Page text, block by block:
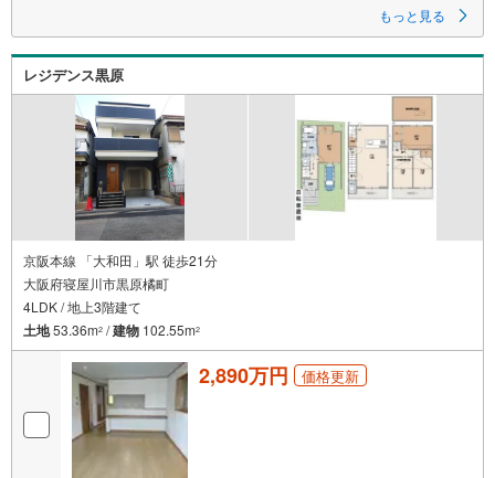
特徴
・浴室乾燥暖房機能付き！寒い冬も快適なバスタイムをお送りいただけま
す
・ロフト付きで子供の遊び場としても収納としても大活躍！季節ものやレ
ジャー用品も楽に収納できますね
・橋本小学校まで徒歩約22分
・男山第三中学校まで徒歩約31分
弊社が選ばれる理由
1.お金の扱い方のプロ、ファイナンシャルプランナーが資金計画をサポー
ト！
2.買い替えなどにも対応できる売却専門チームあり！
3.たくさんの銀行と繋がりがあるため、最も低金利になるように審査が可
能！
4.物件のお引渡し後に必要になったお家のリフォームも弊社のリフォームプ
ランナーがご提案！
もっと見る
レジデンス黒原
京阪本線 「大和田」駅 徒歩21分
大阪府寝屋川市黒原橘町
4LDK / 地上3階建て
土地53.36m2 /建物 102.55m2
2,890万円 価格更新